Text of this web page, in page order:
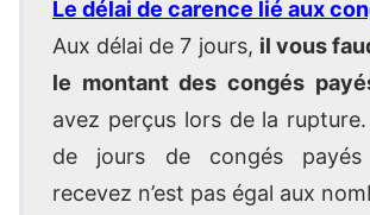
Le délai de carence lié aux
Aux délai de 7 jours, il vous
le montant des congés
avez perçus lors de la
de jours de congés
recevez n’est pas égal aux